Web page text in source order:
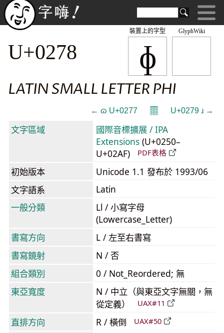
GlyphWiki
ɸ
裝置上的字型
U+0278
LATIN SMALL LETTER PHI
← ɷ U+0277 𝄜 U+0279 ɹ →
文字區域
國際音標擴展 / IPA
Extensions (U+0250–
U+02AF)
PDF表格
初始版本
Unicode 1.1 發布於 1993/06
文字語系
Latin
一般分類
Ll / 小寫字母
(Lowercase_Letter)
書寫方向
L / 左至右書寫
書寫鏡射
N / 否
組合類別
0 / Not_Reordered; 無
東亞寬度
N / 中立（與東亞文字無關，無
從定義）
UAX#11
直排方向 R / 橫倒 UAX#50